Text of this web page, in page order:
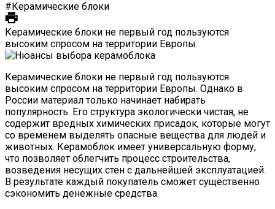
#Керамические блоки
Керамические блоки не первый год пользуются
высоким спросом на территории Европы.
Керамические блоки не первый год пользуются
высоким спросом на территории Европы. Однако в
России материал только начинает набирать
популярность. Его структура экологически чистая, не
содержит вредных химических присадок, которые могут
со временем выделять опасные вещества для людей и
животных. Керамоблок имеет универсальную форму,
что позволяет облегчить процесс строительства,
возведения несущих стен с дальнейшей эксплуатацией.
В результате каждый покупатель сможет существенно
сэкономить денежные средства.